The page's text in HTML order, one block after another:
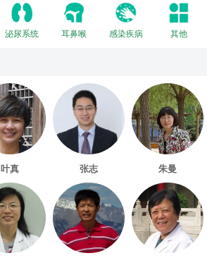
泌尿系统 耳鼻喉 感染疾病 其他
叶真 张志 朱曼